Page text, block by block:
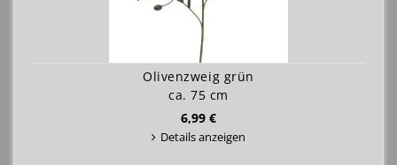
Olivenzweig grün
ca. 75 cm
6,99 €
Details anzeigen